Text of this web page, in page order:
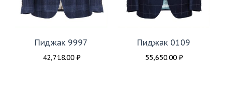
Пиджак 9997
42,718.00 ₽
Пиджак 0109
55,650.00 ₽